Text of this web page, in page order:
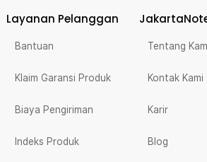
Layanan Pelanggan
Bantuan
Klaim Garansi Produk
Biaya Pengiriman
Indeks Produk
Tentang
Kontak Kami
Karir
Blog